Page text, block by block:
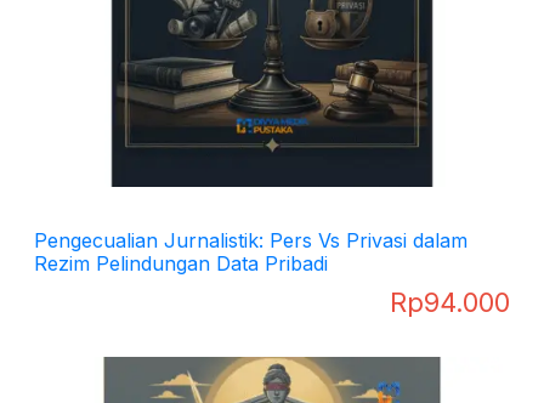
Pengecualian Jurnalistik: Pers Vs Privasi dalam
Rezim Pelindungan Data Pribadi
Rp94.000